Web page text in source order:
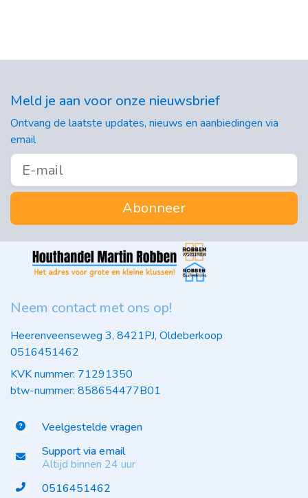
Meld je aan voor onze nieuwsbrief
Ontvang de laatste updates, nieuws en aanbiedingen via
email
Abonneer
Neem contact met ons op!
Heerenveenseweg 3, 8421PJ, Oldeberkoop
0516451462
KVK nummer: 71291350
btw-nummer: 858654477B01
Veelgestelde vragen
Support via email
Altijd binnen 24 uur
0516451462